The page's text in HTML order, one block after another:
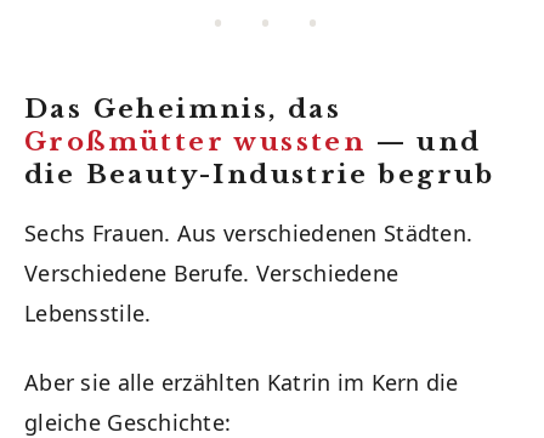
• • •
Das Geheimnis, das
Großmütter wussten — und
die Beauty-Industrie begrub
Sechs Frauen. Aus verschiedenen Städten.
Verschiedene Berufe. Verschiedene
Lebensstile.
Aber sie alle erzählten Katrin im Kern die
gleiche Geschichte: